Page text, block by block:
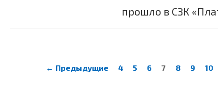
прошло в СЗК
← Предыдущие 4 5 6 7 8 9 10